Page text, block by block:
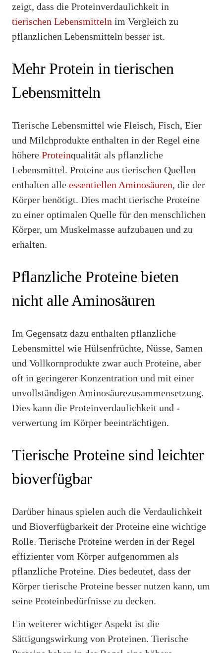
zeigt, dass die Proteinverdaulichkeit in
tierischen Lebensmitteln im Vergleich zu
pflanzlichen Lebensmitteln besser ist.
Mehr Protein in tierischen
Lebensmitteln
Tierische Lebensmittel wie Fleisch, Fisch, Eier
und Milchprodukte enthalten in der Regel eine
höhere Proteinqualität als pflanzliche
Lebensmittel. Proteine aus tierischen Quellen
enthalten alle essentiellen Aminosäuren, die der
Körper benötigt. Dies macht tierische Proteine
zu einer optimalen Quelle für den menschlichen
Körper, um Muskelmasse aufzubauen und zu
erhalten.
Pflanzliche Proteine bieten
nicht alle Aminosäuren
Im Gegensatz dazu enthalten pflanzliche
Lebensmittel wie Hülsenfrüchte, Nüsse, Samen
und Vollkornprodukte zwar auch Proteine, aber
oft in geringerer Konzentration und mit einer
unvollständigen Aminosäurezusammensetzung.
Dies kann die Proteinverdaulichkeit und -
verwertung im Körper beeinträchtigen.
Tierische Proteine sind leichter
bioverfügbar
Darüber hinaus spielen auch die Verdaulichkeit
und Bioverfügbarkeit der Proteine eine wichtige
Rolle. Tierische Proteine werden in der Regel
effizienter vom Körper aufgenommen als
pflanzliche Proteine. Dies bedeutet, dass der
Körper tierische Proteine besser nutzen kann, um
seine Proteinbedürfnisse zu decken.
Ein weiterer wichtiger Aspekt ist die
Sättigungswirkung von Proteinen. Tierische